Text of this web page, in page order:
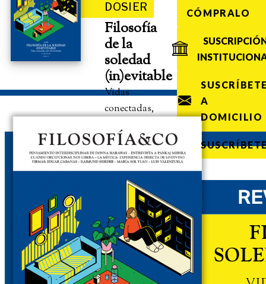
DOSIER
Filosofía
de la
soledad
(in)evitable
Vidas
conectadas,
desvinculadas
CÓMPRALO
A
DOMICILIO